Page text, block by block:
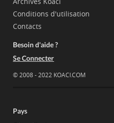
Conditions d'utilisation
Contacts
Besoin d'aide ?
Se Connecter
© 2008 - 2022 KOACI.COM
Pays